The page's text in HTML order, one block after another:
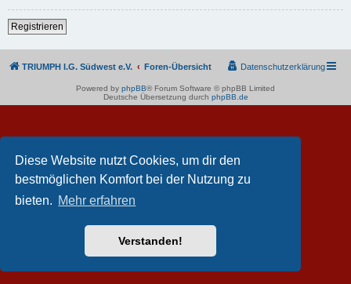
Diese Website nutzt Cookies, um dir den
bestmöglichen Komfort bei der Nutzung zu
bieten. Mehr erfahren
Verstanden!
Registrieren
TRIUMPH I.G. Südwest e.V. Foren-Übersicht Datenschutzerklärung
Powered by phpBB® Forum Software © phpBB Limited
Deutsche Übersetzung durch phpBB.de